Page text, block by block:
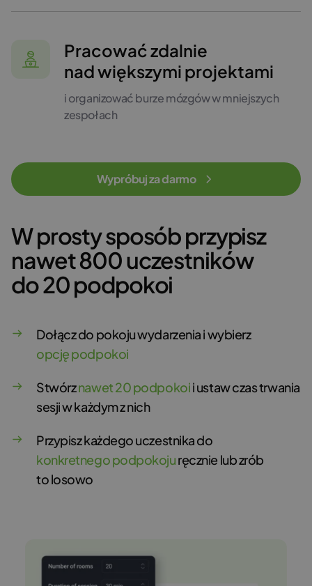
Pracować zdalnie
nad większymi projektami
i organizować burze mózgów w mniejszych
zespołach
Wypróbuj za darmo
W prosty sposób przypisz
nawet 800 uczestników
do 20 podpokoi
Dołącz do pokoju wydarzenia i wybierz
opcję podpokoi
Stwórznawet 20 podpokoii ustaw czas trwania
sesji w każdym z nich
Przypisz każdego uczestnika do
konkretnego podpokojuręcznie lub zrób
to losowo